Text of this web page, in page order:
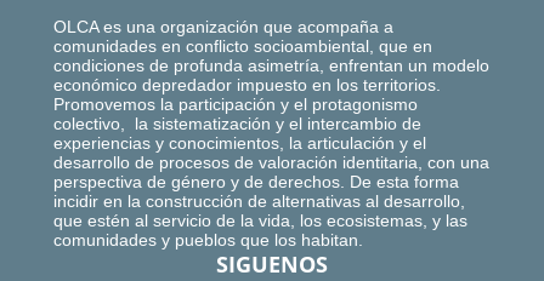
OLCA es una organización que acompaña a
comunidades en conflicto socioambiental, que en
condiciones de profunda asimetría, enfrentan un modelo
económico depredador impuesto en los territorios.
Promovemos la participación y el protagonismo
colectivo, la sistematización y el intercambio de
experiencias y conocimientos, la articulación y el
desarrollo de procesos de valoración identitaria, con una
perspectiva de género y de derechos. De esta forma
incidir en la construcción de alternativas al desarrollo,
que estén al servicio de la vida, los ecosistemas, y las
comunidades y pueblos que los habitan.
SIGUENOS